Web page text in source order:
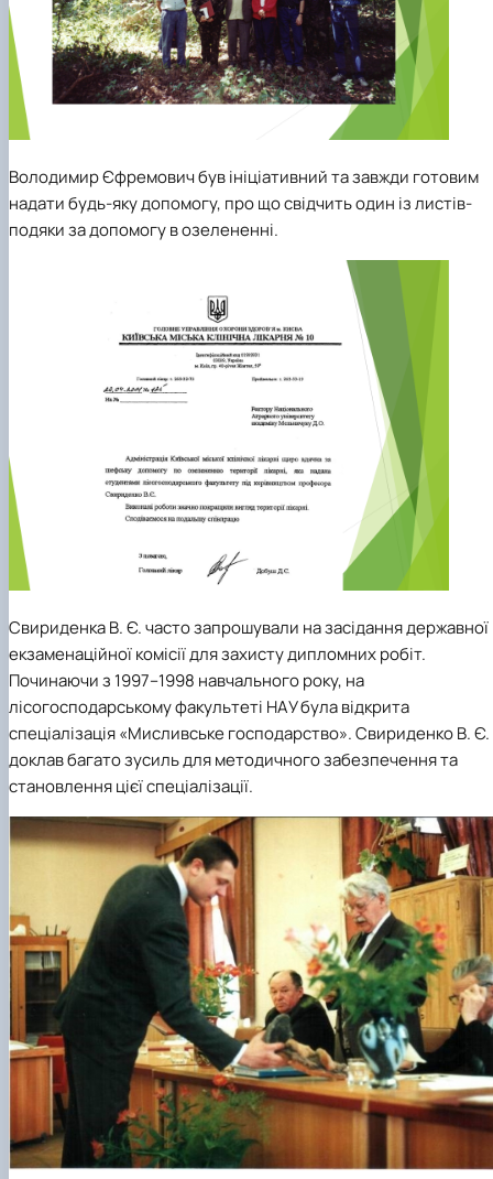
Володимир Єфремович був ініціативний та завжди готовим
надати будь-яку допомогу, про що свідчить один із листів-
подяки за допомогу в озелененні.
Свириденка В. Є. часто запрошували на засідання державної
екзаменаційної комісії для захисту дипломних робіт.
Починаючи з 1997–1998 навчального року, на
лісогосподарському факультеті НАУ була відкрита
спеціалізація «Мисливське господарство». Свириденко В. Є.
доклав багато зусиль для методичного забезпечення та
становлення цієї спеціалізації.